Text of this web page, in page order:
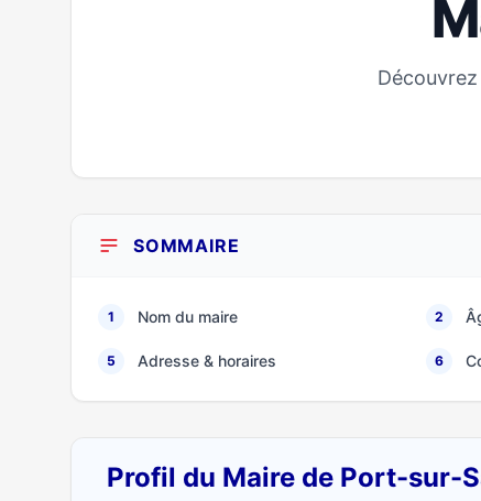
SOMMAIRE
1 Nom du maire 2
5 Adresse & horaires 6
Profil du Maire de Port-sur-